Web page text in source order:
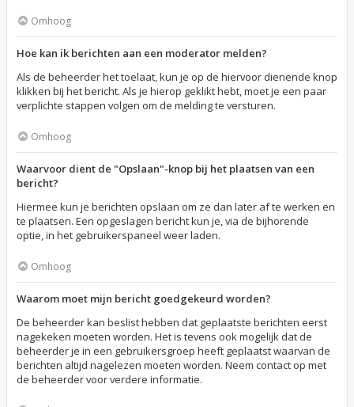
Omhoog
Hoe kan ik berichten aan een moderator melden?
Als de beheerder het toelaat, kun je op de hiervoor dienende knop
klikken bij het bericht. Als je hierop geklikt hebt, moet je een paar
verplichte stappen volgen om de melding te versturen.
Omhoog
Waarvoor dient de "Opslaan"-knop bij het plaatsen van een
bericht?
Hiermee kun je berichten opslaan om ze dan later af te werken en
te plaatsen. Een opgeslagen bericht kun je, via de bijhorende
optie, in het gebruikerspaneel weer laden.
Omhoog
Waarom moet mijn bericht goedgekeurd worden?
De beheerder kan beslist hebben dat geplaatste berichten eerst
nagekeken moeten worden. Het is tevens ook mogelijk dat de
beheerder je in een gebruikersgroep heeft geplaatst waarvan de
berichten altijd nagelezen moeten worden. Neem contact op met
de beheerder voor verdere informatie.